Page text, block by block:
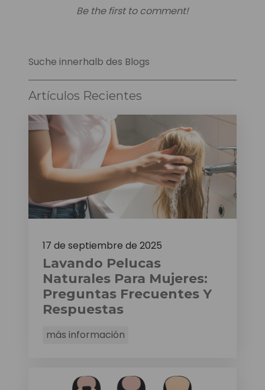
Be the first to comment!
Suche innerhalb des Blogs
Artículos Recientes
17 de septiembre de 2025
Lavando Pelucas
Naturales Para Mujeres:
Preguntas Frecuentes Y
Respuestas
más información